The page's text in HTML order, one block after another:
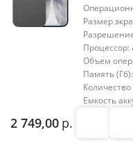
Размер
Процессор:
Объем
Память (Гб):
Емкость
2 749,00 р.